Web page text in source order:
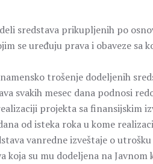
sredstava prikupljenih po
se uređuju prava i obaveze sa
trošenje dodeljenih
svakih mesec dana podnosi
projekta sa finansijskim
od isteka roka u kome
vanredne izveštaje o
koja su mu dodeljena na